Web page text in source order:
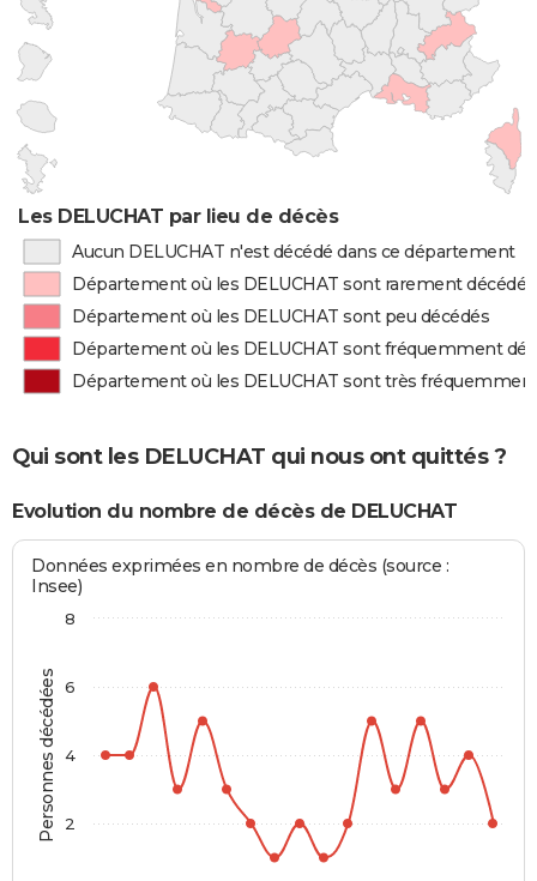
Les DELUCHAT par lieu de décès
Aucun DELUCHAT n'est décédé dans ce département
Département où les DELUCHAT sont rarement décédés
Département où les DELUCHAT sont peu décédés
Département où les DELUCHAT sont fréquemment
Département où les DELUCHAT sont très
Qui sont les DELUCHAT qui nous ont quittés ?
Evolution du nombre de décès de DELUCHAT
Personnes décédées
Données exprimées en nombre de décès (source :
Insee)
2
4
6
8